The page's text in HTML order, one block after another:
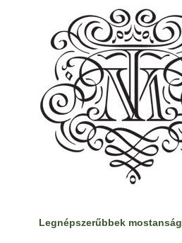
Legnépszerűbbek mostanság